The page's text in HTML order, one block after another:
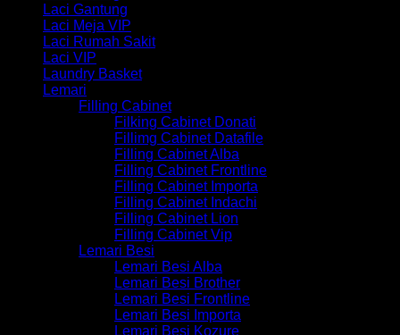
Laci Gantung
Laci Meja VIP
Laci Rumah Sakit
Laci VIP
Laundry Basket
Lemari
Filling Cabinet
Filking Cabinet Donati
Fillimg Cabinet Datafile
Filling Cabinet Alba
Filling Cabinet Frontline
Filling Cabinet Importa
Filling Cabinet Indachi
Filling Cabinet Lion
Filling Cabinet Vip
Lemari Besi
Lemari Besi Alba
Lemari Besi Brother
Lemari Besi Frontline
Lemari Besi Importa
Lemari Besi Kozure